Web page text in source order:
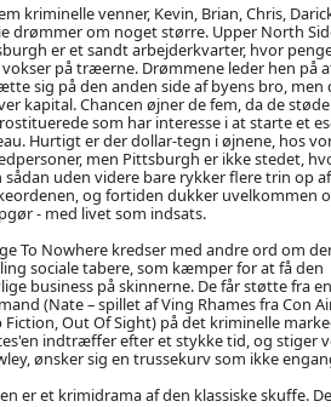
kriminelle venner, Kevin, Brian, Chris,
drømmer om noget større. Upper North
er et sandt arbejderkvarter, hvor
vokser på træerne. Drømmene leder hen på
sig på den anden side af byens bro, men
kapital. Chancen øjner de fem, da de
som har interesse i at starte et
Hurtigt er der dollar-tegn i øjnene, hos
men Pittsburgh er ikke stedet,
sådan uden videre bare rykker flere trin op af
og fortiden dukker uvelkommen
- med livet som indsats.
To Nowhere kredser med andre ord om
sociale tabere, som kæmper for at få den
business på skinnerne. De får støtte fra
(Nate – spillet af Ving Rhames fra Con
Fiction, Out Of Sight) på det kriminelle
indtræffer efter et stykke tid, og stiger
ønsker sig en trussekurv som ikke
er et krimidrama af den klassiske skuffe.